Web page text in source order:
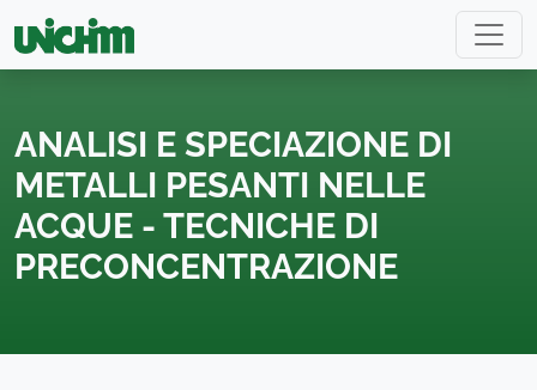
ANALISI E SPECIAZIONE DI
METALLI PESANTI NELLE
ACQUE - TECNICHE DI
PRECONCENTRAZIONE